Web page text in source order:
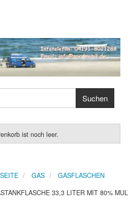
ist noch leer.
GAS
GASFLASCHEN
33,3 LITER MIT 80%